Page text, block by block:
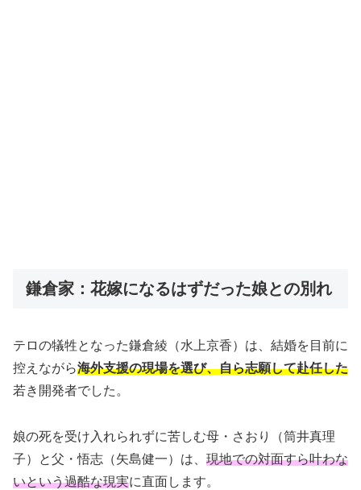
鎌倉家：花嫁になるはずだった娘との別れ
テロの犠牲となった鎌倉綾（水上京香）は、結婚を目前に
控えながら海外支援の現場を選び、自ら志願して赴任した
若き開発者でした。
娘の死を受け入れられずに苦しむ母・さおり（筒井真理
子）と父・悟志（矢島健一）は、 現地での対面すら叶わな
いという過酷な現実に直面します。